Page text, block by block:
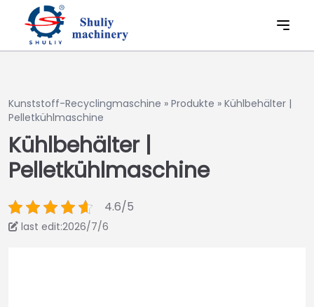
Kunststoff-Recyclingmaschine » Produkte » Kühlbehälter |
Pelletkühlmaschine
Kühlbehälter |
Pelletkühlmaschine
4.6/5
last edit:2026/7/6